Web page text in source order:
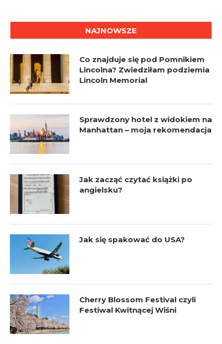
NAJNOWSZE
Co znajduje się pod Pomnikiem
Lincolna? Zwiedziłam podziemia
Lincoln Memorial
Sprawdzony hotel z widokiem na
Manhattan – moja rekomendacja
Jak zacząć czytać książki po
angielsku?
Jak się spakować do USA?
Cherry Blossom Festival czyli
Festiwal Kwitnącej Wiśni